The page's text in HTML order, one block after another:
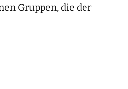
Gruppen, die der